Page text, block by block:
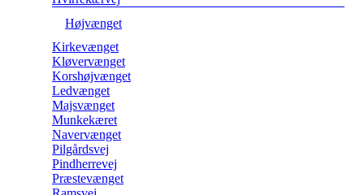
Højvænget
Kirkevænget
Kløvervænget
Korshøjvænget
Ledvænget
Majsvænget
Munkekæret
Navervænget
Pilgårdsvej
Pindherrevej
Præstevænget